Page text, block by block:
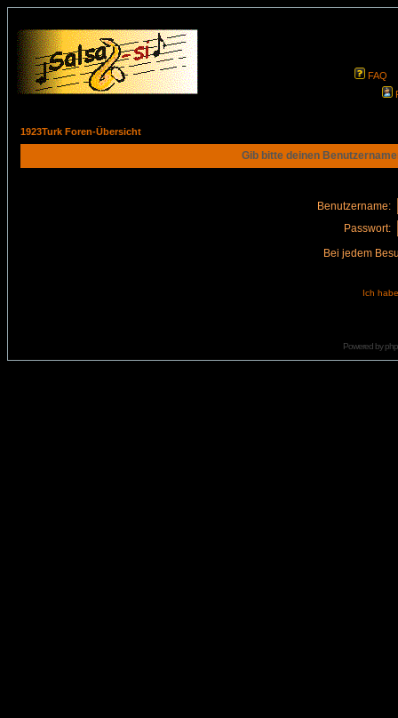
FAQ
1923Turk Foren-Übersicht
Gib bitte deinen
Benutzername:
Passwort:
Bei jedem
Ich
Powered by